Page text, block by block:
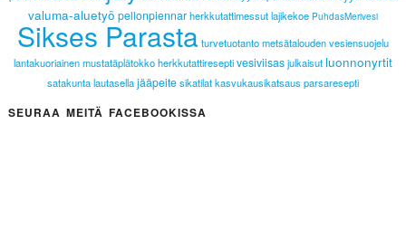
valuma-aluetyö pellonpiennarherkkutattimessutlajikekoe PuhdasMerivesi
Sikses Parasta turvetuotantometsätalouden vesiensuojelu
lantakuoriainenmustatäplätokkoherkkutattireseptivesiviisasjulkaisut luonnonyrtit
satakunta lautasellajääpeitesikatilatkasvukausikatsaus parsaresepti
SEURAA MEITÄ FACEBOOKISSA